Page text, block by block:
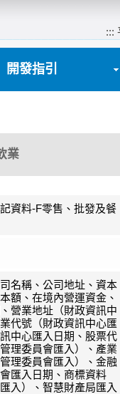
:::
開發指引
業
資料-F零售、批發及餐
名稱、公司地址、資本
額、在境內營運資金、
營業地址（財政資訊中
代號（財政資訊中心匯
中心匯入日期、股票代
理委員會匯入）、產業
理委員會匯入）、金融
匯入日期、商標資料
入）、智慧財產局匯入